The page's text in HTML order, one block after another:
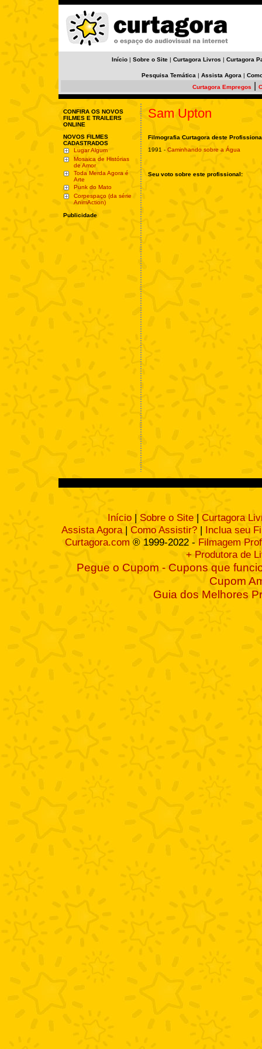
Início | Sobre o Site | Curtagora Livros | Curtagora
Pesquisa Temática | Assista Agora |
Curtagora Empregos
CONFIRA OS NOVOS
FILMES E TRAILERS
ONLINE
NOVOS FILMES
CADASTRADOS
Lugar Algum
Mosaica de Histórias
de Amor
Toda Merda Agora é
Arte
Punk do Mato
Corpespaço (da série
AnimAction)
Publicidade
Sam Upton
Filmografia Curtagora deste
1991 - Caminhando sobre a Água
Seu voto sobre este profissional:
Início | Sobre o Site | Curtagora
Assista Agora| Como Assistir? | Inclua seu
Curtagora.com ® 1999-2022 - Filmagem
+ Produtora de
Pegue o Cupom - Cupons que
Cupom
Guia dos Melhores